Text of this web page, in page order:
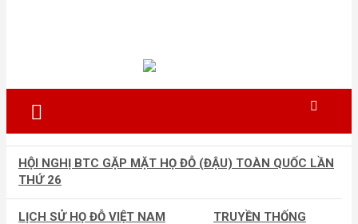
HỘI NGHỊ BTC GẶP MẶT HỌ ĐỖ (ĐẬU) TOÀN QUỐC LẦN
THỨ 26
LỊCH SỬ HỌ ĐỖ VIỆT NAM TRUYỀN THỐNG